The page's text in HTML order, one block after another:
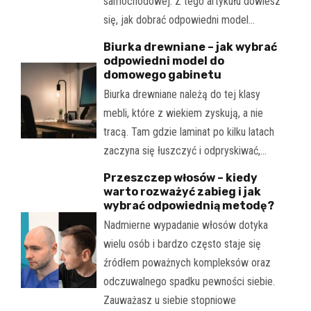
się, jak dobrać odpowiedni model…
Biurka drewniane – jak wybrać
odpowiedni model do
domowego gabinetu
Biurka drewniane należą do tej klasy
mebli, które z wiekiem zyskują, a nie
tracą. Tam gdzie laminat po kilku latach
zaczyna się łuszczyć i odpryskiwać,…
Przeszczep włosów – kiedy
warto rozważyć zabieg i jak
wybrać odpowiednią metodę?
Nadmierne wypadanie włosów dotyka
wielu osób i bardzo często staje się
źródłem poważnych kompleksów oraz
odczuwalnego spadku pewności siebie.
Zauważasz u siebie stopniowe